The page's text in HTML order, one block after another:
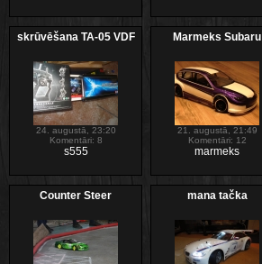
skrūvēšana TA-05 VDF
24. augustā, 23:20
Komentāri: 8
s555
Marmeks Subaru
21. augustā, 21:49
Komentāri: 12
marmeks
Counter Steer mana tačka